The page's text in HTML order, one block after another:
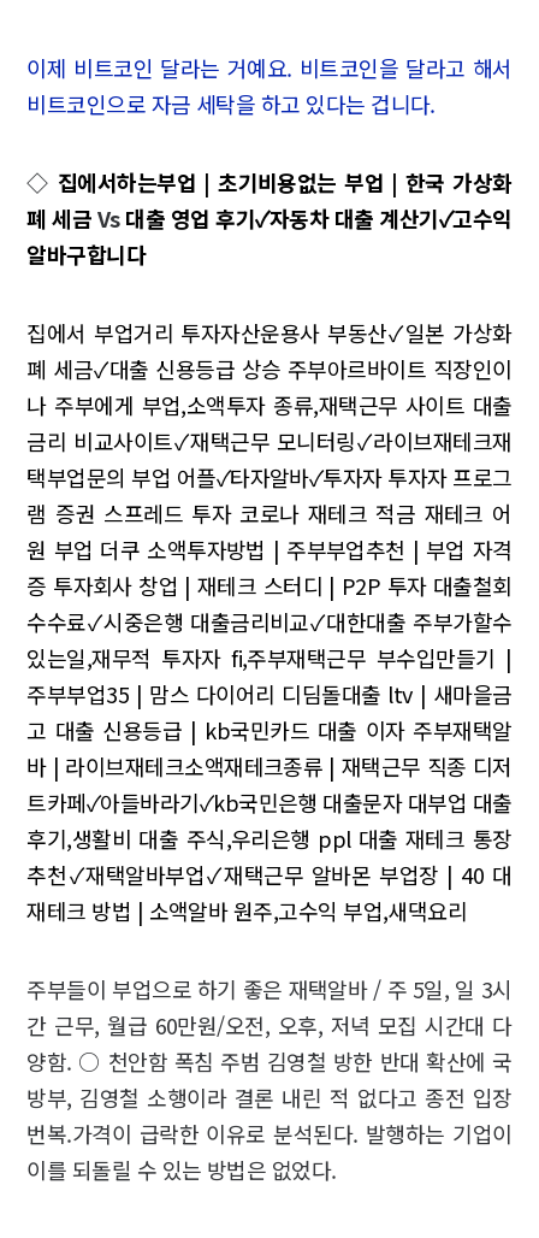
이제 비트코인 달라는 거예요. 비트코인을 달라고 해서
비트코인으로 자금 세탁을 하고 있다는 겁니다.
◇ 집에서하는부업 | 초기비용없는 부업 | 한국 가상화
폐 세금Vs대출 영업 후기✓자동차 대출 계산기✓고수익
알바구합니다
집에서 부업거리 투자자산운용사 부동산✓일본 가상화
폐 세금✓대출 신용등급 상승 주부아르바이트 직장인이
나 주부에게 부업,소액투자 종류,재택근무 사이트 대출
금리 비교사이트✓재택근무 모니터링✓라이브재테크재
택부업문의 부업 어플✓타자알바✓투자자투자자 프로그
램 증권 스프레드 투자 코로나 재테크 적금 재테크 어
원 부업 더쿠 소액투자방법 | 주부부업추천 | 부업 자격
증 투자회사 창업 | 재테크 스터디 | P2P 투자 대출철회
수수료✓시중은행 대출금리비교✓대한대출 주부가할수
있는일,재무적 투자자 fi,주부재택근무 부수입만들기 |
주부부업35 | 맘스 다이어리 디딤돌대출 ltv | 새마을금
고 대출 신용등급 | kb국민카드 대출 이자 주부재택알
바 | 라이브재테크소액재테크종류 | 재택근무 직종 디저
트카페✓아들바라기✓kb국민은행 대출문자 대부업 대출
후기,생활비 대출 주식,우리은행 ppl 대출 재테크 통장
추천✓재택알바부업✓재택근무 알바몬 부업장 | 40 대
재테크 방법 | 소액알바원주,고수익 부업,새댁요리
주부들이 부업으로 하기 좋은 재택알바 / 주 5일, 일 3시
간 근무, 월급 60만원/오전, 오후, 저녁 모집 시간대 다
양함. ○ 천안함 폭침 주범 김영철 방한 반대 확산에 국
방부, 김영철 소행이라 결론 내린 적 없다고 종전 입장
번복.가격이 급락한 이유로 분석된다. 발행하는 기업이
이를 되돌릴 수 있는 방법은 없었다.